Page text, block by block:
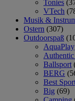
Tonies
VTech
Musik &
Ostern (307)
Outdoorspaß
AquaPlay
Ballsport
BERG
Best
Big (69)